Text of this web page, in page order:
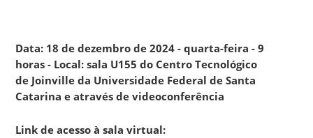
Data: 18 de dezembro de 2024 - quarta-feira - 9
horas - Local: sala U155 do Centro Tecnológico
de Joinville da Universidade Federal de Santa
Catarina e através de videoconferência
Link de acesso à sala virtual: